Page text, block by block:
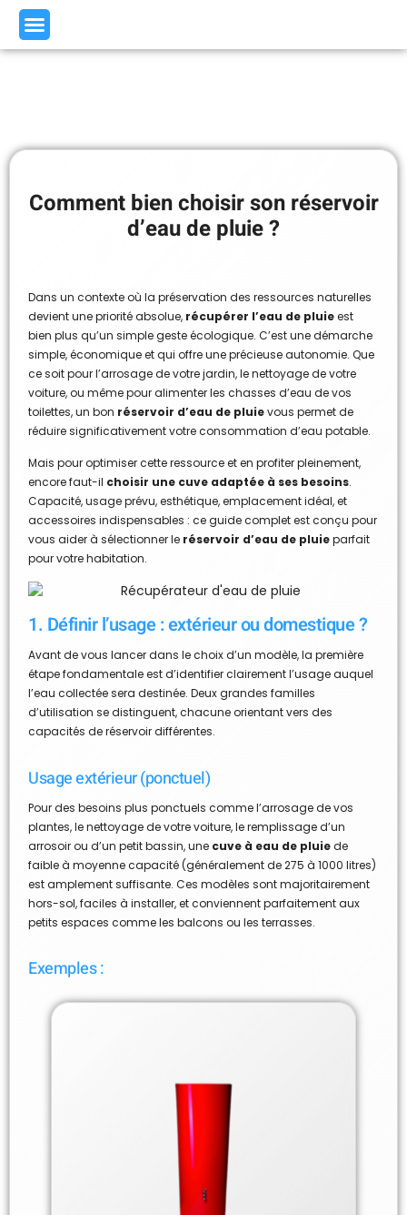
Comment bien choisir son réservoir
d’eau de pluie ?
Dans un contexte où la préservation des ressources naturelles
devient une priorité absolue, récupérer l’eau de pluieest
bien plus qu’un simple geste écologique. C’est une démarche
simple, économique et qui offre une précieuse autonomie. Que
ce soit pour l’arrosage de votre jardin, le nettoyage de votre
voiture, ou même pour alimenter les chasses d’eau de vos
toilettes, un bon réservoir d’eau de pluievous permet de
réduire significativement votre consommation d’eau potable.
Mais pour optimiser cette ressource et en profiter pleinement,
encore faut-il choisir une cuve adaptée à ses besoins.
Capacité, usage prévu, esthétique, emplacement idéal, et
accessoires indispensables : ce guide complet est conçu pour
vous aider à sélectionner le réservoir d’eau de pluieparfait
pour votre habitation.
1. Définir l’usage : extérieur ou domestique ?
Avant de vous lancer dans le choix d’un modèle, la première
étape fondamentale est d’identifier clairement l’usage auquel
l’eau collectée sera destinée. Deux grandes familles
d’utilisation se distinguent, chacune orientant vers des
capacités de réservoir différentes.
Usage extérieur (ponctuel)
Pour des besoins plus ponctuels comme l’arrosage de vos
plantes, le nettoyage de votre voiture, le remplissage d’un
arrosoir ou d’un petit bassin, une cuve à eau de pluiede
faible à moyenne capacité (généralement de 275 à 1000 litres)
est amplement suffisante. Ces modèles sont majoritairement
hors-sol, faciles à installer, et conviennent parfaitement aux
petits espaces comme les balcons ou les terrasses.
Exemples :